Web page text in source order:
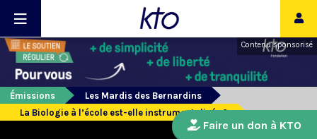
Contenu sponsorisé
Émissions
Les Mardis des Bernardins
La Biologie à l’école est-elle instrumentalisée ?
Faire un don à KTO